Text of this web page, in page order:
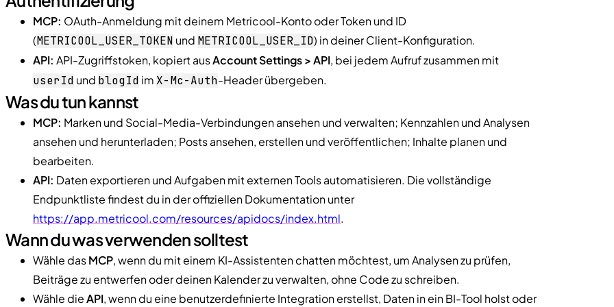
MCP: OAuth-Anmeldung mit deinem Metricool-Konto oder Token und ID
(METRICOOL USER TOKEN und METRICOOL USER ID) in deiner Client-Konfiguration.
API: API-Zugriffstoken, kopiert ausAccount Settings > API, bei jedem Aufruf zusammen mit
userId und blogId imX-Mc-Auth-Header übergeben.
Was du tun kannst
MCP: Marken und Social-Media-Verbindungen ansehen und verwalten; Kennzahlen und Analysen
ansehen und herunterladen; Posts ansehen, erstellen und veröffentlichen; Inhalte planen und
bearbeiten.
API: Daten exportieren und Aufgaben mit externen Tools automatisieren. Die vollständige
Endpunktliste findest du in der offiziellen Dokumentation unter
https://app.metricool.com/resources/apidocs/index.html.
Wann du was verwenden solltest
Wähle dasMCP, wenn du mit einem KI-Assistenten chatten möchtest, um Analysen zu prüfen,
Beiträge zu entwerfen oder deinen Kalender zu verwalten, ohne Code zu schreiben.
Wähle dieAPI, wenn du eine benutzerdefinierte Integration erstellst, Daten in ein BI-Tool holst oder